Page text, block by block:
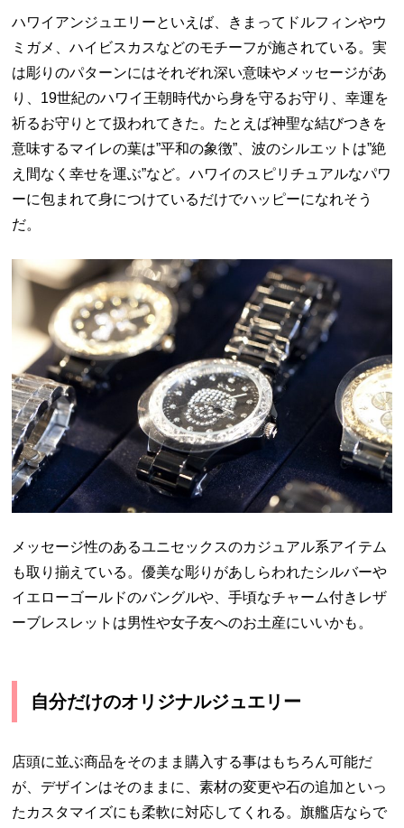
ハワイアンジュエリーといえば、きまってドルフィンやウ
ミガメ、ハイビスカスなどのモチーフが施されている。実
は彫りのパターンにはそれぞれ深い意味やメッセージがあ
り、19世紀のハワイ王朝時代から身を守るお守り、幸運を
祈るお守りとて扱われてきた。たとえば神聖な結びつきを
意味するマイレの葉は”平和の象徴”、波のシルエットは”絶
え間なく幸せを運ぶ”など。ハワイのスピリチュアルなパワ
ーに包まれて身につけているだけでハッピーになれそう
だ。
メッセージ性のあるユニセックスのカジュアル系アイテム
も取り揃えている。優美な彫りがあしらわれたシルバーや
イエローゴールドのバングルや、手頃なチャーム付きレザ
ーブレスレットは男性や女子友へのお土産にいいかも。
自分だけのオリジナルジュエリー
店頭に並ぶ商品をそのまま購入する事はもちろん可能だ
が、デザインはそのままに、素材の変更や石の追加といっ
たカスタマイズにも柔軟に対応してくれる。旗艦店ならで